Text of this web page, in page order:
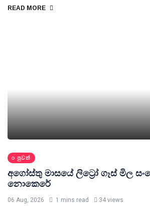
READ MORE
පුවත්
අගෝස්තු මාසයේ ලිට්‍රෝ ගෑස් මිල
නොකෙරේ
06 Aug, 2026 1 mins read 34 views